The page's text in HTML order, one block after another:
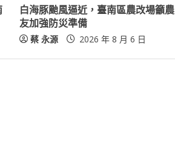
白海豚颱風逼近，臺南區農改場籲農
友加強防災準備
蔡 永源 2026 年 8 月 6 日